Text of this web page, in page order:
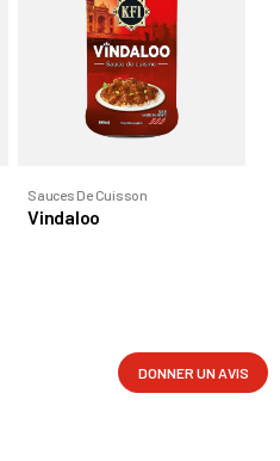
Sauces De Cuisson
Vindaloo
DONNER UN AVIS